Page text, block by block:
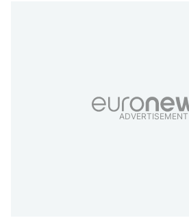
ADVERTISEMENT